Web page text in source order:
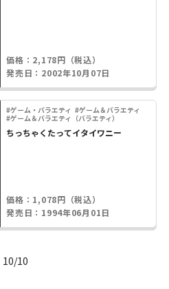
価格：2,178円（税込）
発売日：2002年10月07日
#ゲーム・バラエティ #ゲーム＆バラエティ
#ゲーム＆バラエティ（バラエティ）
ちっちゃくたってイタイワニー
価格：1,078円（税込）
発売日：1994年06月01日
10/10